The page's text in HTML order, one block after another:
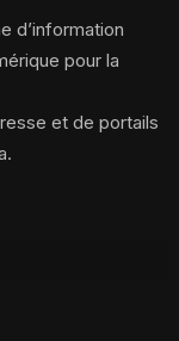
d’information
pour la
et de portails